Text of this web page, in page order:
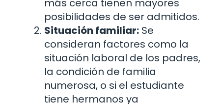
más cerca tienen mayores
posibilidades de ser admitidos.
Situación familiar: Se
consideran factores como la
situación laboral de los padres,
la condición de familia
numerosa, o si el estudiante
tiene hermanos ya